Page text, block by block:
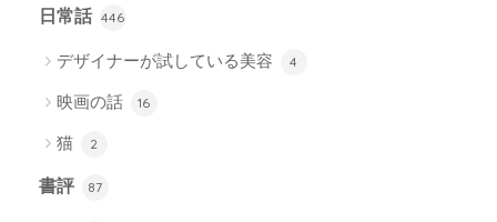
日常話 446
デザイナーが試している美容 4
映画の話 16
猫 2
書評 87